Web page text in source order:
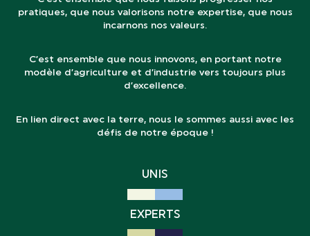
pratiques, que nous valorisons notre expertise, que nous
incarnons nos valeurs.
C’est ensemble que nous innovons, en portant notre
modèle d’agriculture et d’industrie vers toujours plus
d’excellence.
En lien direct avec la terre, nous le sommes aussi avec les
défis de notre époque !
UNIS
EXPERTS